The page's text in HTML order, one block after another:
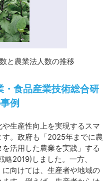
と農業法人数の推移
・食品産業技術総合研
例
生産性向上を実現するスマ
。政府も「2025年までに農
活用した農業を実践」する
2019)しました。一方、
に向けては、生産者や地域の